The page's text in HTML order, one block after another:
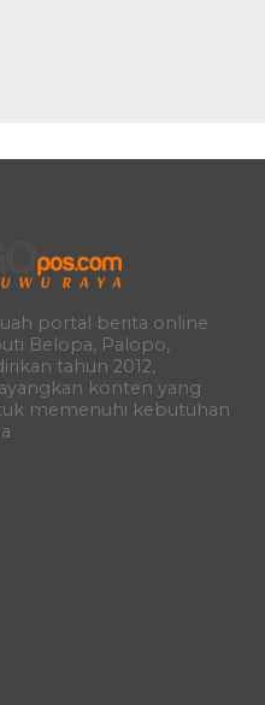
portal berita online
Belopa, Palopo,
tahun 2012,
konten yang
memenuhi kebutuhan